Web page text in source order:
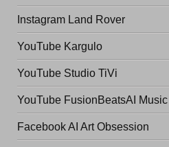
Instagram Land Rover
YouTube Kargulo
YouTube Studio TiVi
YouTube FusionBeatsAI Music
Facebook AI Art Obsession